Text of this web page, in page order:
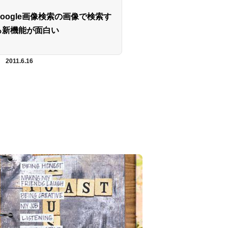
画像検索の画像で検索す
新機能が面白い
2011.6.16